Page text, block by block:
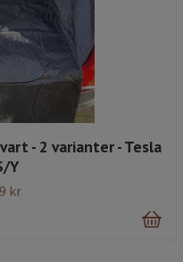
- 2 varianter - Tesla
Y
kr